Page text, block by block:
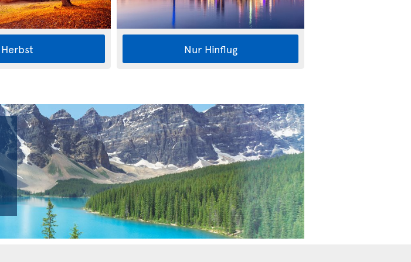
Herbst Nur Hinflug